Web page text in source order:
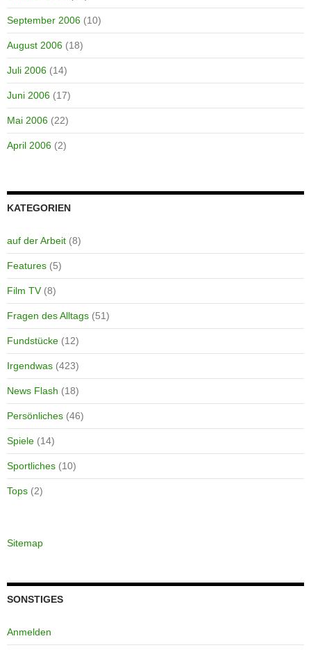
September 2006 (10)
August 2006 (18)
Juli 2006 (14)
Juni 2006 (17)
Mai 2006 (22)
April 2006 (2)
KATEGORIEN
auf der Arbeit (8)
Features (5)
Film TV(8)
Fragen des Alltags (51)
Fundstücke (12)
Irgendwas (423)
News Flash (18)
Persönliches (46)
Spiele (14)
Sportliches (10)
Tops (2)
Sitemap
SONSTIGES
Anmelden